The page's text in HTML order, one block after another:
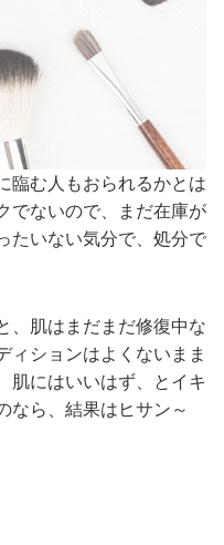
臨む人もおられるかとは
でないので、まだ在庫が
たいない気分で、処分で
、肌はまだまだ修復中な
ィションはよくないまま
肌にはいいはず、とイキ
なら、結果はヒサン～